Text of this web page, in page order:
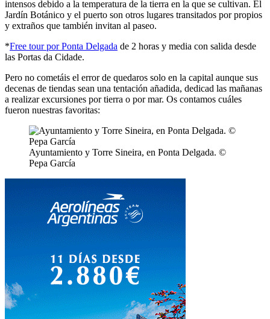
intensos debido a la temperatura de la tierra en la que se cultivan. El
Jardín Botánico y el puerto son otros lugares transitados por propios
y extraños que también invitan al paseo.
*Free tour por Ponta Delgada de 2 horas y media con salida desde
las Portas da Cidade.
Pero no cometáis el error de quedaros solo en la capital aunque sus
decenas de tiendas sean una tentación añadida, dedicad las mañanas
a realizar excursiones por tierra o por mar. Os contamos cuáles
fueron nuestras favoritas:
Ayuntamiento y Torre Sineira, en Ponta Delgada. ©
Pepa García